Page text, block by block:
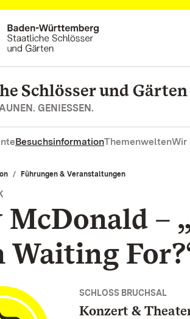
Schlösser und
GENIESSEN.
BesuchsinformationThemenweltenWir
Führungen & Veranstaltungen
–
Waiting
SCHLOSS BRUCHSAL
Konzert &